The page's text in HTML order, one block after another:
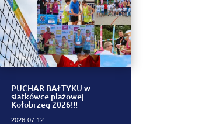
PUCHAR BAŁTYKU w
siatkówce plażowej
Kołobrzeg 2026!!!
2026-07-12